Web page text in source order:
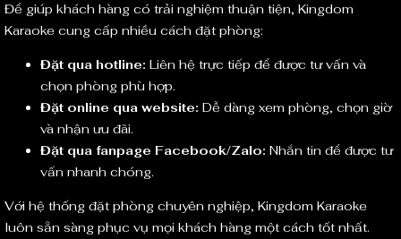
Để giúp khách hàng có trải nghiệm thuận tiện, Kingdom
Karaoke cung cấp nhiều cách đặt phòng:
Đặt qua hotline: Liên hệ trực tiếp để được tư vấn và
chọn phòng phù hợp.
Đặt online qua website: Dễ dàng xem phòng, chọn giờ
và nhận ưu đãi.
Đặt qua fanpage Facebook/Zalo: Nhắn tin để được tư
vấn nhanh chóng.
Với hệ thống đặt phòng chuyên nghiệp, Kingdom Karaoke
luôn sẵn sàng phục vụ mọi khách hàng một cách tốt nhất.